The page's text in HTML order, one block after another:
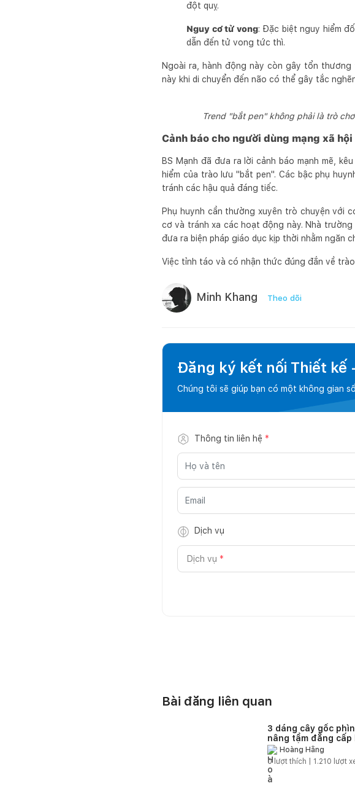
đột quỵ.
Nguy cơ tử vong: Đặc biệt nguy hiểm
dẫn đến tử vong tức thì.
Ngoài ra, hành động này còn gây tổn
này khi di chuyển đến não có thể gây tắc
Trend "bắt pen" không phải là trò
Cảnh báo cho người dùng mạng xã hội
BS Mạnh đã đưa ra lời cảnh báo mạnh mẽ,
hiểm của trào lưu "bắt pen". Các bậc phụ
tránh các hậu quả đáng tiếc.
Phụ huynh cần thường xuyên trò chuyện với
cơ và tránh xa các hoạt động này. Nhà
đưa ra biện pháp giáo dục kịp thời nhằm ngăn
Việc tỉnh táo và có nhận thức đúng đắn về
Minh Khang Theo dõi
Đăng ký kết nối Thiết kế
Chúng tôi sẽ giúp bạn có một không gian
Thông tin liên hệ *
Dịch vụ
Dịch vụ *
Bài đăng liên quan
3 dáng cây gốc
nâng tầm đẳng cấp
gian sống
Hoàng Hằng
0lượt thích | 1.210 lượt